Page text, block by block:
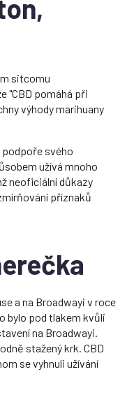
sitcomu
"CBD pomáhá při
výhody marihuany
svého
užívá mnoho
neoficiální důkazy
příznaků
a na Broadwayi v roce
bylo pod tlakem kvůli
na Broadwayi.
stažený krk. CBD
se vyhnuli užívání